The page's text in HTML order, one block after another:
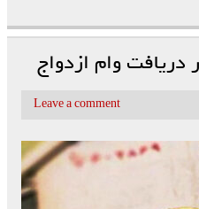
Leave a comment